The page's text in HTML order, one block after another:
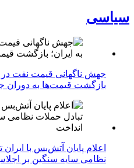
سیاسی
جهش ناگهانی قیمت نفت در
بازگشت قیمت‌ها به دوران
اعلام پایان آتش‌بس با
نظامی سایه سنگین بر